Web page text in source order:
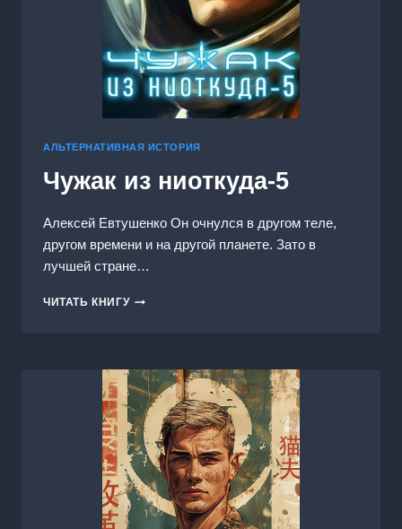
АЛЬТЕРНАТИВНАЯ ИСТОРИЯ
Чужак из ниоткуда-5
Алексей Евтушенко Он очнулся в другом теле,
другом времени и на другой планете. Зато в
лучшей стране…
ЧИТАТЬ КНИГУЧУЖАК